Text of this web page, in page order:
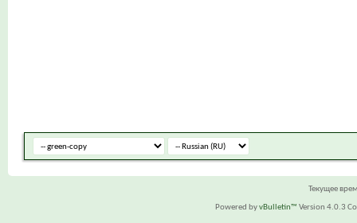
Текущее
Powered byvBulletin™ Version 4.0.3